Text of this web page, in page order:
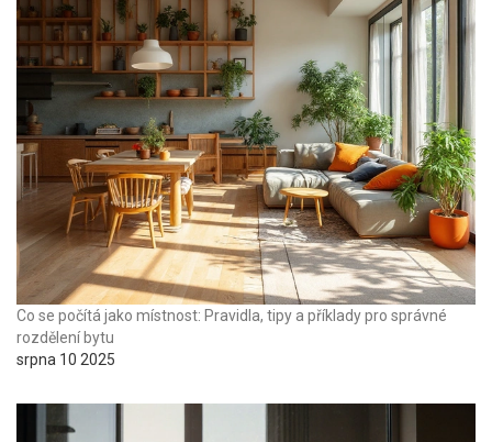
Co se počítá jako místnost: Pravidla, tipy a příklady pro správné
rozdělení bytu
srpna 10 2025